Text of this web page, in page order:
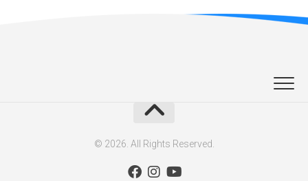
© 2026. All Rights Reserved.